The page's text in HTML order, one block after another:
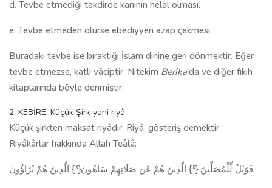
d. Tevbe etmediği takdirde kanının helal olması.
e. Tevbe etmeden ölürse ebediyyen azap çekmesi.
Buradaki tevbe ise bıraktığı İslam dinine geri dönmektir. Eğer
tevbe etmezse, katli vâciptir. Nitekim Berîka'da ve diğer fıkıh
kitaplarında böyle denmiştir.
2. KEBİRE: Küçük Şirk yani riyâ.
Küçük şirkten maksat riyâdır. Riyâ, gösteriş demektir.
Riyâkârlar hakkında Allah Teâlâ:
فَوَيْلٌ لِّلْمُصَلِّينَ {*} الَّذِينَ هُمْ عَن صَلَاتِهِمْ سَاهُونَ{*} الَّذِينَ هُمْ يُرَاؤُونَ